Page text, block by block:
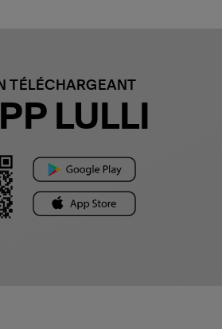
TÉLÉCHARGEANT
LULLI